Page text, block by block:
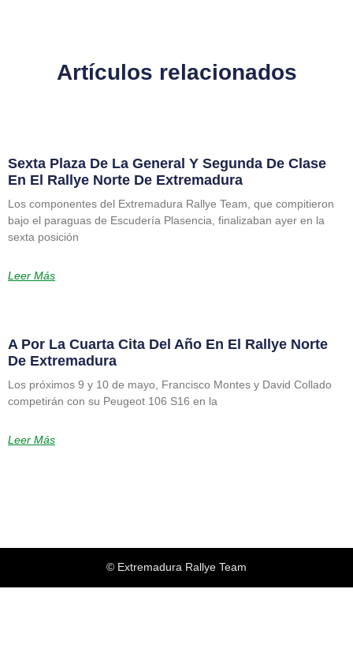
Artículos relacionados
Sexta Plaza De La General Y Segunda De Clase
En El Rallye Norte De Extremadura
Los componentes del Extremadura Rallye Team, que compitieron
bajo el paraguas de Escudería Plasencia, finalizaban ayer en la
sexta posición
Leer Más
A Por La Cuarta Cita Del Año En El Rallye Norte
De Extremadura
Los próximos 9 y 10 de mayo, Francisco Montes y David Collado
competirán con su Peugeot 106 S16 en la
Leer Más
© Extremadura Rallye Team